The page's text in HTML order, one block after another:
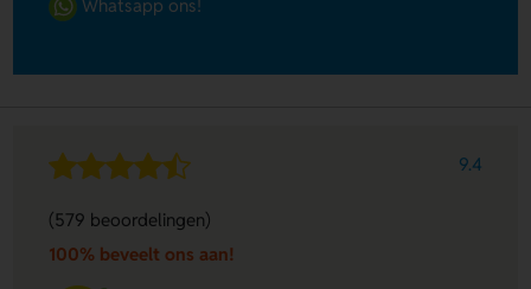
Whatsapp ons!
9.4
(579 beoordelingen)
100% beveelt ons aan!